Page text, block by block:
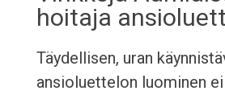
hoitaja
Täydellisen, uran
ansioluettelon luominen